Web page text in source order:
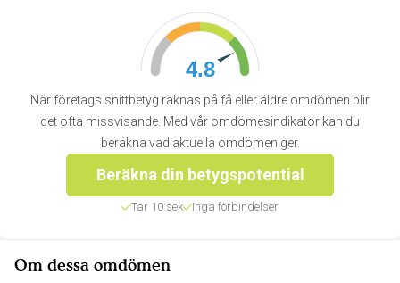
4.8
När företags snittbetyg räknas på få eller äldre omdömen blir
det ofta missvisande. Med vår omdömesindikator kan du
beräkna vad aktuella omdömen ger.
Beräkna din betygspotential
Tar 10 sek Inga förbindelser
Om dessa omdömen